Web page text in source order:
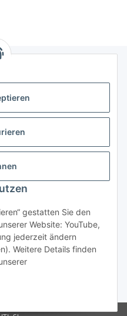
gestatten Sie den
Website: YouTube,
jederzeit ändern
Weitere Details finden